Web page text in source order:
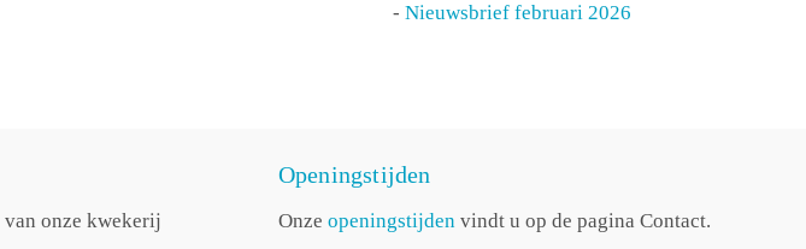
-Nieuwsbrief februari 2026
van onze kwekerij
Openingstijden
Onze openingstijdenvindt u op de pagina Contact.